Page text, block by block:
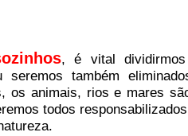
, é vital
seremos também
os animais, rios e mares
todos